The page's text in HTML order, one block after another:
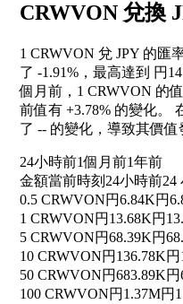
CRWVON 兌換
1 CRWVON 兌 JPY 的匯
了 -1.91% ，最高達到 円
個月前，1 CRWVON 的
前值有 +3.78% 的變化。
了 -- 的變化，導致其價值
24小時前1個月前1年前
金額當前時刻 24小時前24
0.5 CRWVON円6.84K円
1 CRWVON円13.68K円
5 CRWVON円68.39K円
10 CRWVON円136.78K
50 CRWVON円683.89K
100 CRWVON円1.37M円